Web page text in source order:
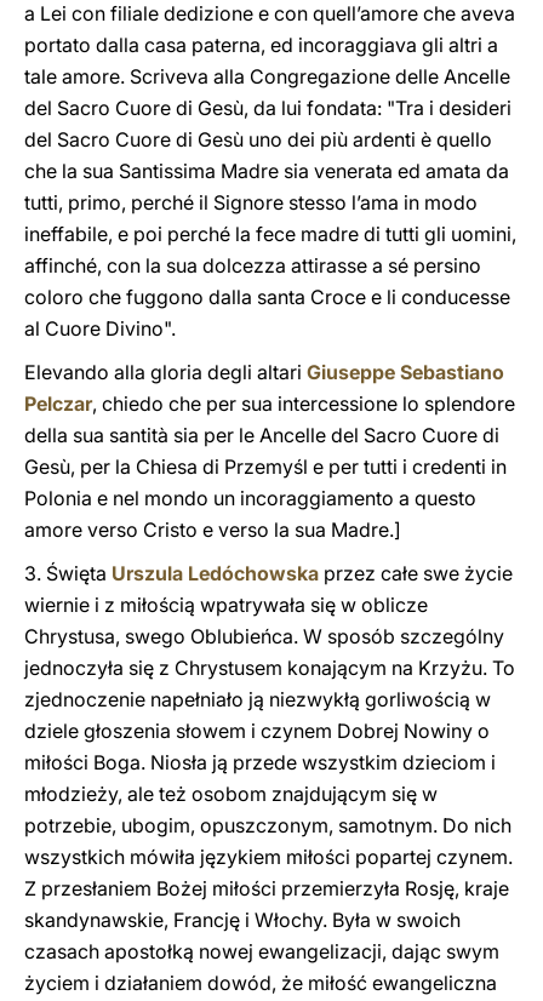
a Lei con filiale dedizione e con quell’amore che aveva
portato dalla casa paterna, ed incoraggiava gli altri a
tale amore. Scriveva alla Congregazione delle Ancelle
del Sacro Cuore di Gesù, da lui fondata: "Tra i desideri
del Sacro Cuore di Gesù uno dei più ardenti è quello
che la sua Santissima Madre sia venerata ed amata da
tutti, primo, perché il Signore stesso l’ama in modo
ineffabile, e poi perché la fece madre di tutti gli uomini,
affinché, con la sua dolcezza attirasse a sé persino
coloro che fuggono dalla santa Croce e li conducesse
al Cuore Divino".
Elevando alla gloria degli altari Giuseppe Sebastiano
Pelczar, chiedo che per sua intercessione lo splendore
della sua santità sia per le Ancelle del Sacro Cuore di
Gesù, per la Chiesa di Przemyśl e per tutti i credenti in
Polonia e nel mondo un incoraggiamento a questo
amore verso Cristo e verso la sua Madre.]
3. Święta Urszula Ledóchowska przez całe swe życie
wiernie i z miłością wpatrywała się w oblicze
Chrystusa, swego Oblubieńca. W sposób szczególny
jednoczyła się z Chrystusem konającym na Krzyżu. To
zjednoczenie napełniało ją niezwykłą gorliwością w
dziele głoszenia słowem i czynem Dobrej Nowiny o
miłości Boga. Niosła ją przede wszystkim dzieciom i
młodzieży, ale też osobom znajdującym się w
potrzebie, ubogim, opuszczonym, samotnym. Do nich
wszystkich mówiła językiem miłości popartej czynem.
Z przesłaniem Bożej miłości przemierzyła Rosję, kraje
skandynawskie, Francję i Włochy. Była w swoich
czasach apostołką nowej ewangelizacji, dając swym
życiem i działaniem dowód, że miłość ewangeliczna